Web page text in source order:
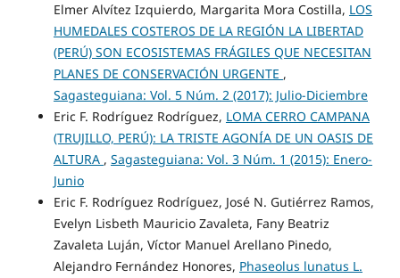
Elmer Alvítez Izquierdo, Margarita Mora Costilla, LOS
HUMEDALES COSTEROS DE LA REGIÓN LA LIBERTAD
(PERÚ) SON ECOSISTEMAS FRÁGILES QUE NECESITAN
PLANES DE CONSERVACIÓN URGENTE ,
Sagasteguiana: Vol. 5 Núm. 2 (2017): Julio-Diciembre
Eric F. Rodríguez Rodríguez, LOMA CERRO CAMPANA
(TRUJILLO, PERÚ): LA TRISTE AGONÍA DE UN OASIS DE
ALTURA , Sagasteguiana: Vol. 3 Núm. 1 (2015): Enero-
Junio
Eric F. Rodríguez Rodríguez, José N. Gutiérrez Ramos,
Evelyn Lisbeth Mauricio Zavaleta, Fany Beatriz
Zavaleta Luján, Víctor Manuel Arellano Pinedo,
Alejandro Fernández Honores, Phaseolus lunatus L.